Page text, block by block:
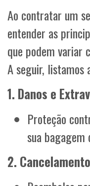
Ao contratar um
entender as
que podem variar
A seguir, listamos
1. Danos e
Proteção
sua
2.